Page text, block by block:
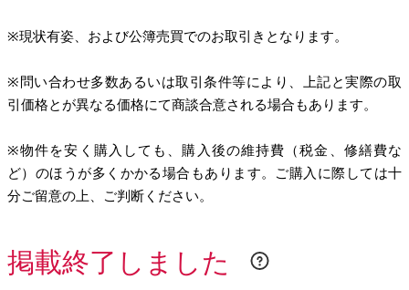
※現状有姿、および公簿売買でのお取引きとなります。
※問い合わせ多数あるいは取引条件等により、上記と実際の取
引価格とが異なる価格にて商談合意される場合もあります。
※物件を安く購入しても、購入後の維持費（税金、修繕費な
ど）のほうが多くかかる場合もあります。ご購入に際しては十
分ご留意の上、ご判断ください。
掲載終了しました